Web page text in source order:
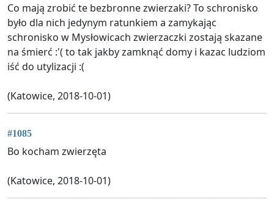
Co mają zrobić te bezbronne zwierzaki? To schronisko
było dla nich jedynym ratunkiem a zamykając
schronisko w Mysłowicach zwierzaczki zostają skazane
na śmierć :'( to tak jakby zamknąć domy i kazac ludziom
iść do utylizacji :(
(Katowice, 2018-10-01)
#1085
Bo kocham zwierzęta
(Katowice, 2018-10-01)